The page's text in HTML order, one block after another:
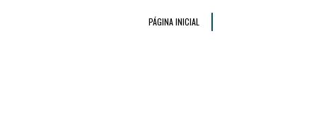
PÁGINA INICIAL